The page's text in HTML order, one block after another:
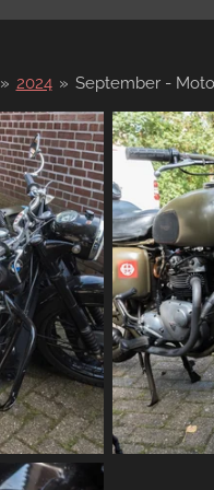
» 2024 » September -